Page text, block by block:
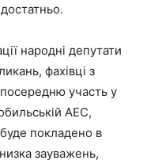
народні депутати
фахівці з
участь у
АЕС,
покладено в
зауважень,